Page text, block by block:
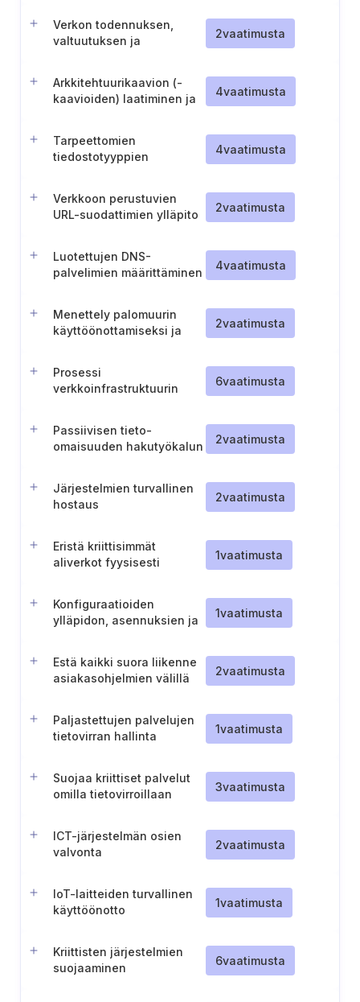
Verkon todennuksen,
valtuutuksen ja
2vaatimusta
Arkkitehtuurikaavion (-
kaavioiden) laatiminen ja
4vaatimusta
Tarpeettomien
tiedostotyyppien
4vaatimusta
Verkkoon perustuvien
URL-suodattimien ylläpito
2vaatimusta
Luotettujen DNS-
palvelimien määrittäminen
4vaatimusta
Menettely palomuurin
käyttöönottamiseksi ja
2vaatimusta
Prosessi
verkkoinfrastruktuurin
6vaatimusta
Passiivisen tieto-
omaisuuden hakutyökalun
2vaatimusta
Järjestelmien turvallinen
hostaus
2vaatimusta
Eristä kriittisimmät
aliverkot fyysisesti
1vaatimusta
Konfiguraatioiden
ylläpidon, asennuksien ja
1vaatimusta
Estä kaikki suora liikenne
asiakasohjelmien välillä
2vaatimusta
Paljastettujen palvelujen
tietovirran hallinta
1vaatimusta
Suojaa kriittiset palvelut
omilla tietovirroillaan
3vaatimusta
ICT-järjestelmän osien
valvonta
2vaatimusta
IoT-laitteiden turvallinen
käyttöönotto
1vaatimusta
Kriittisten järjestelmien
suojaaminen
6vaatimusta